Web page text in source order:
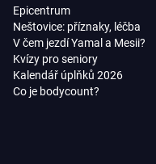
Epicentrum
Neštovice: příznaky, léčba
V čem jezdí Yamal a Mesii?
Kvízy pro seniory
Kalendář úplňků 2026
Co je bodycount?